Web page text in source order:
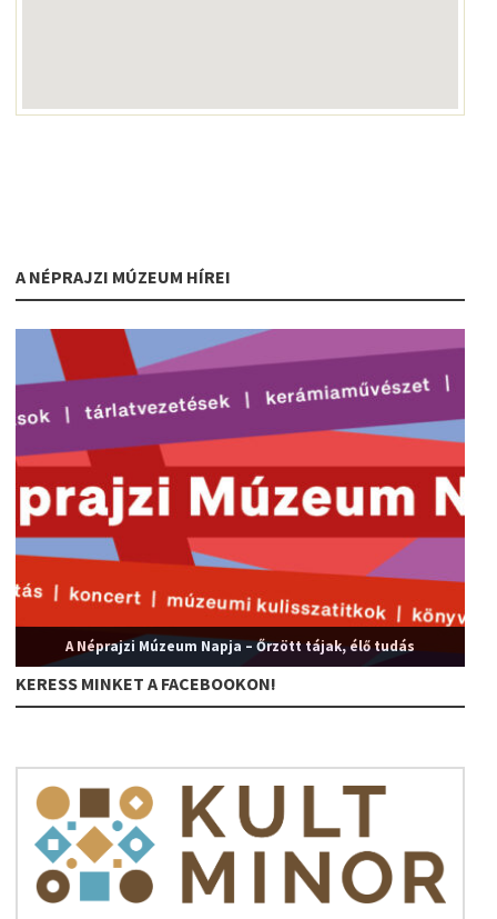
A NÉPRAJZI MÚZEUM HÍREI
A Néprajzi Múzeum Napja – Őrzött tájak, élő tudás
KERESS MINKET A FACEBOOKON!